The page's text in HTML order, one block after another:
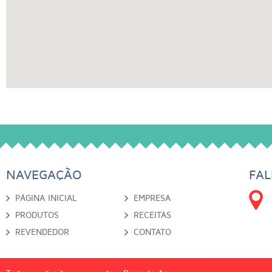
NAVEGAÇÃO
PÁGINA INICIAL
EMPRESA
PRODUTOS
RECEITAS
REVENDEDOR
CONTATO